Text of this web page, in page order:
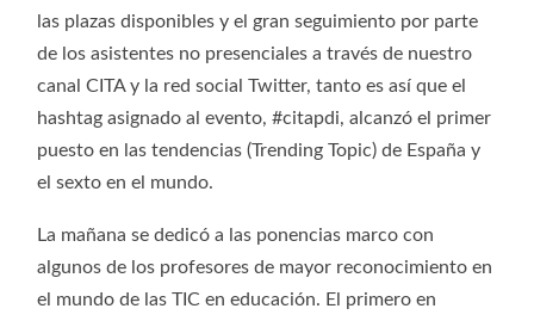
las plazas disponibles y el gran seguimiento por parte
de los asistentes no presenciales a través de nuestro
canal CITA y la red social Twitter, tanto es así que el
hashtag asignado al evento, #citapdi, alcanzó el primer
puesto en las tendencias (Trending Topic) de España y
el sexto en el mundo.
La mañana se dedicó a las ponencias marco con
algunos de los profesores de mayor reconocimiento en
el mundo de las TIC en educación. El primero en